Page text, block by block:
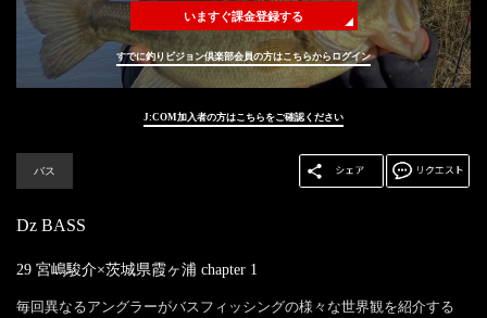
いますぐ課金登録する
すでに釣りビジョン倶楽部会員の方はこちらからログイン
J:COM加入者の方はこちらをご確認ください
バス
Dz BASS
29 宮嶋駿介×茨城県霞ヶ浦 chapter 1
毎回異なるアングラーがバスフィッシングの様々な世界観を紹介する